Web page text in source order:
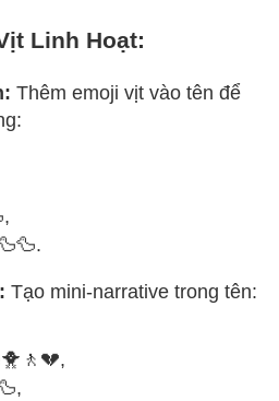
Linh Hoạt:
Thêm emoji vịt vào tên để
,
.
Tạo mini-narrative trong tên:
,
,